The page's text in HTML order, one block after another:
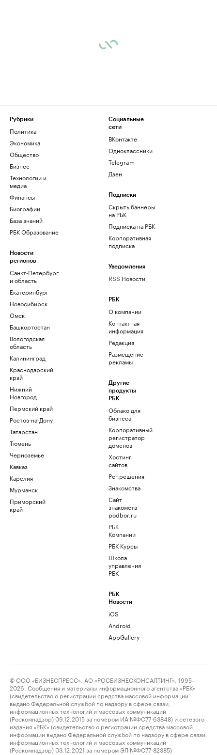
Рубрики
Политика
Экономика
Общество
Бизнес
Технологии и
медиа
Финансы
Биографии
База знаний
РБК Образование
Новости
регионов
Санкт-Петербург
и область
Екатеринбург
Новосибирск
Омск
Башкортостан
Вологодская
область
Калининград
Краснодарский
край
Нижний
Новгород
Пермский край
Ростов-на-Дону
Татарстан
Тюмень
Черноземье
Кавказ
Карелия
Мурманск
Приморский
край
Социальные
сети
ВКонтакте
Одноклассники
Telegram
Дзен
Подписки
Скрыть баннеры
на РБК
Подписка на РБК
Корпоративная
подписка
Уведомления
RSS Новости
РБК
О компании
Контактная
информация
Редакция
Размещение
рекламы
Другие
продукты
РБК
Облако для
бизнеса
Корпоративный
регистратор
доменов
Хостинг
сайтов
Рег.решения
Знакомства
Сайт
знакомств
podbor.ru
РБК
Компании
РБК Курсы
Школа
управления
РБК
РБК
Новости
iOS
Android
AppGallery
© ООО «БИЗНЕСПРЕСС», АО «РОСБИЗНЕСКОНСАЛТИНГ», 1995–
2026. Сообщения и материалы информационного агентства «РБК»
(свидетельство о регистрации средства массовой информации
выдано Федеральной службой по надзору в сфере связи,
информационных технологий и массовых коммуникаций
(Роскомнадзор) 09.12.2015 за номером ИА №ФС77-63848) и сетевого
издания «РБК» (свидетельство о регистрации средства массовой
информации выдано Федеральной службой по надзору в сфере связи,
информационных технологий и массовых коммуникаций
(Роскомнадзор) 03.12.2021 за номером ЭЛ №ФС77-82385)